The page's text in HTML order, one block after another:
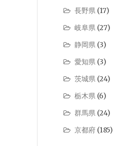
長野県 (17)
岐阜県 (27)
静岡県 (3)
愛知県 (3)
茨城県 (24)
栃木県 (6)
群馬県 (24)
京都府 (185)